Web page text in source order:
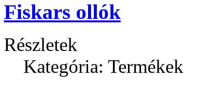
Fiskars ollók
Részletek
Kategória: Termékek